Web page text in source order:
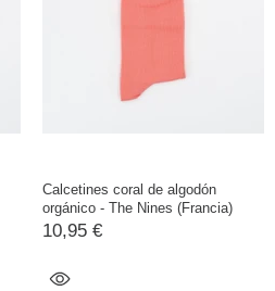
Calcetines coral de algodón
orgánico - The Nines (Francia)
10,95 €